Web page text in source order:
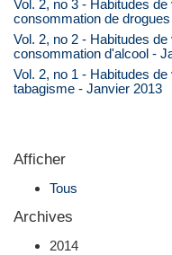
Vol. 2, no 3 - Habitudes
consommation de
Vol. 2, no 2 - Habitudes
consommation d'alcool -
Vol. 2, no 1 - Habitudes
tabagisme - Janvier 2013
Afficher
Tous
Archives
2014